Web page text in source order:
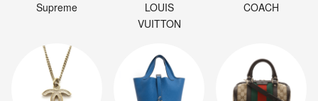
Supreme
LOUIS
VUITTON
COACH